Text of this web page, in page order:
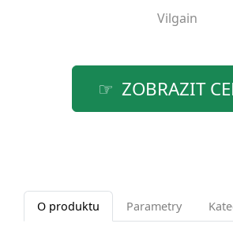
Vilgain
ZOBRAZIT
O produktu Parametry